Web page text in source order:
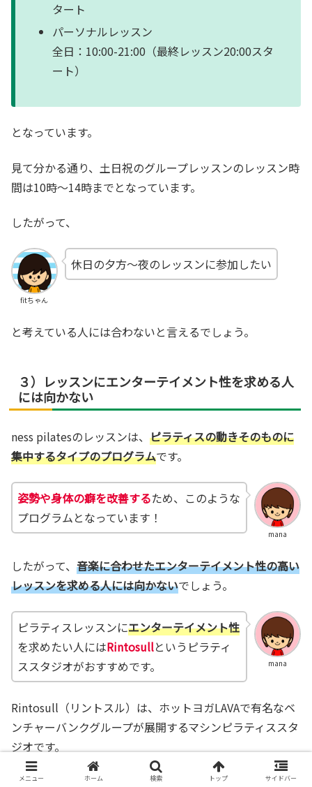
タート
パーソナルレッスン
全日：10:00-21:00（最終レッスン20:00スタ
ート）
となっています。
見て分かる通り、土日祝のグループレッスンのレッスン時
間は10時～14時までとなっています。
したがって、
fitちゃん
休日の夕方～夜のレッスンに参加したい
と考えている人には合わないと言えるでしょう。
３）レッスンにエンターテイメント性を求める人
には向かない
ness pilatesのレッスンは、 ピラティスの動きそのものに
集中するタイプのプログラムです。
mana
姿勢や身体の癖を改善するため、このような
プログラムとなっています！
したがって、 音楽に合わせたエンターテイメント性の高い
レッスンを求める人には向かないでしょう。
mana
ピラティスレッスンにエンターテイメント性
を求めたい人にはRintosullというピラティ
ススタジオがおすすめです。
Rintosull（リントスル）は、ホットヨガLAVAで有名なベ
ンチャーバンクグループが展開するマシンピラティススタ
ジオです。
大人数で音楽に合わせてエクササイズするタイプのピラテ
メニュー ホーム 検索 トップ サイドバー